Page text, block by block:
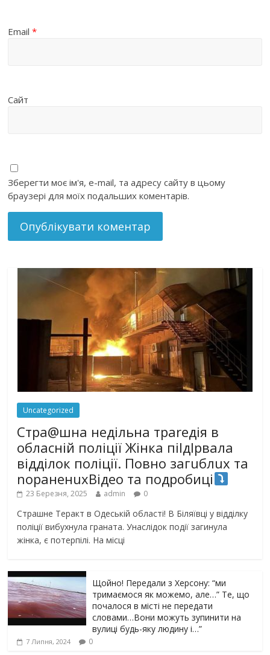
Email*
Сайт
Зберегти моє ім'я, e-mail, та адресу сайту в цьому
браузері для моїх подальших коментарів.
Uncategorized
Стра@шна недільна траrедія в
обласній поліції Жінка піlдlрвала
відділок поліції. Повно загuблuх та
nораненuхВідео та подробиці
23 Березня, 2025 admin 0
Страшне Теракт в Одеській області! В Біляївці у відділку
поліції вибухнула граната. Унаслідок події загинула
жінка, є потерпілі. На місці
Щойно! Передали з Херсону: “ми
тримаємося як можемо, але…” Те, що
почалося в місті не передати
словами…Вони можуть зупинити на
вулиці будь-яку людину і…”
7 Липня, 2024 0